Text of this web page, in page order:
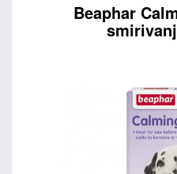
Beaphar